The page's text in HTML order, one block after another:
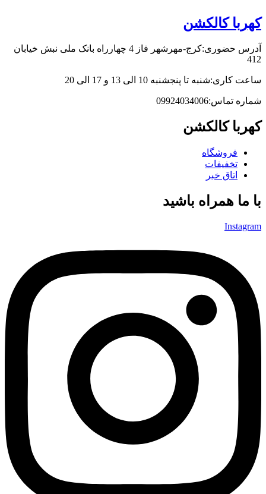
کهربا کالکشن
آدرس حضوری:کرج-مهرشهر فاز 4 چهارراه بانک ملی نبش خیابان
412
ساعت کاری:شنبه تا پنجشنبه 10 الی 13 و 17 الی 20
شماره تماس:09924034006
کهربا کالکشن
فروشگاه
تخفیفات
اتاق خبر
با ما همراه باشید
Instagram